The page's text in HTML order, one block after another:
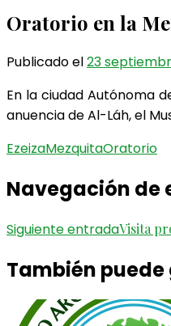
Oratorio en la
Publicado el23
En la ciudad Autónoma
anuencia de Al-Láh, el
EzeizaMezquitaOratorio
Navegación de
Siguiente entradaVisita
También